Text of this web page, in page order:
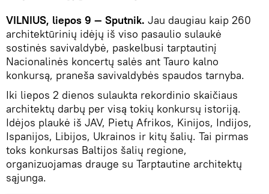
VILNIUS, liepos 9 — Sputnik. Jau daugiau kaip 260
architektūrinių idėjų iš viso pasaulio sulaukė
sostinės savivaldybė, paskelbusi tarptautinį
Nacionalinės koncertų salės ant Tauro kalno
konkursą, praneša savivaldybės spaudos tarnyba.
Iki liepos 2 dienos sulaukta rekordinio skaičiaus
architektų darbų per visą tokių konkursų istoriją.
Idėjos plaukė iš JAV, Pietų Afrikos, Kinijos, Indijos,
Ispanijos, Libijos, Ukrainos ir kitų šalių. Tai pirmas
toks konkursas Baltijos šalių regione,
organizuojamas drauge su Tarptautine architektų
sąjunga.